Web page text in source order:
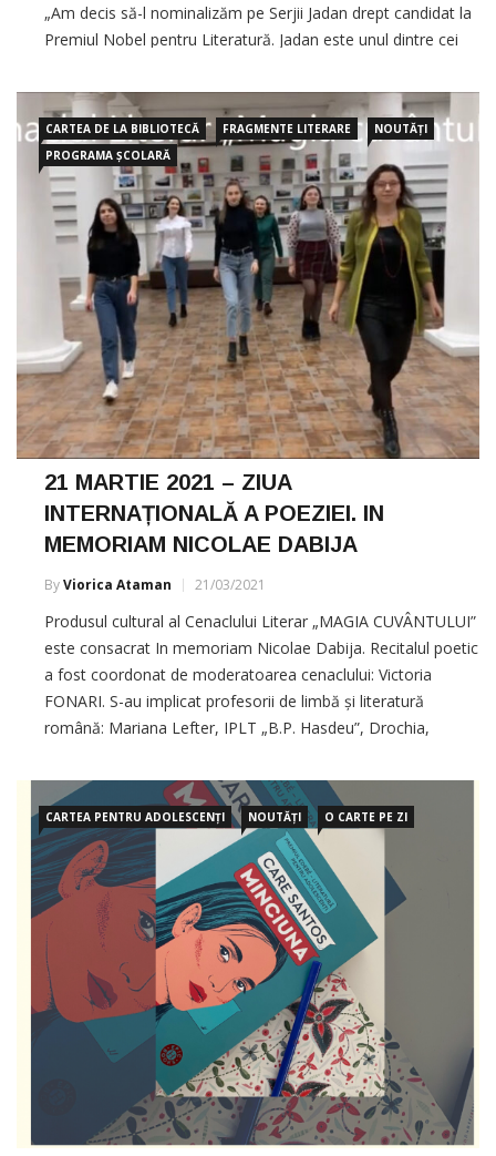
„Am decis să-l nominalizăm pe Serjii Jadan drept candidat la
Premiul Nobel pentru Literatură. Jadan este unul dintre cei
premiat […]
CARTEA DE LA BIBLIOTECĂ FRAGMENTE LITERARE
NOUTĂȚI
PROGRAMA ȘCOLARĂ
21 MARTIE 2021 – ZIUA
INTERNAȚIONALĂ A POEZIEI. IN
MEMORIAM NICOLAE DABIJA
ByViorica Ataman 21/03/2021
Produsul cultural al Cenaclului Literar „MAGIA CUVÂNTULUI”
este consacrat In memoriam Nicolae Dabija. Recitalul poetic
a fost coordonat de moderatoarea cenaclului: Victoria
FONARI. S-au implicat profesorii de limbă și literatură
română: Mariana Lefter, IPLT „B.P. Hasdeu”, Drochia,
Internațională a Poeziei răsună
CARTEA PENTRU ADOLESCENȚI NOUTĂȚI O CARTE PE ZI